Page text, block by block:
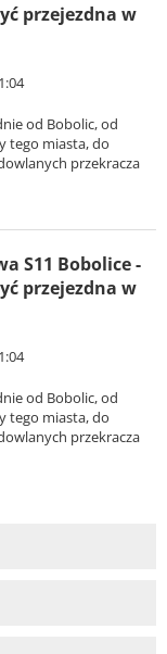
przejezdna w
od Bobolic, od
tego miasta, do
przekracza
S11 Bobolice -
przejezdna w
od Bobolic, od
tego miasta, do
przekracza